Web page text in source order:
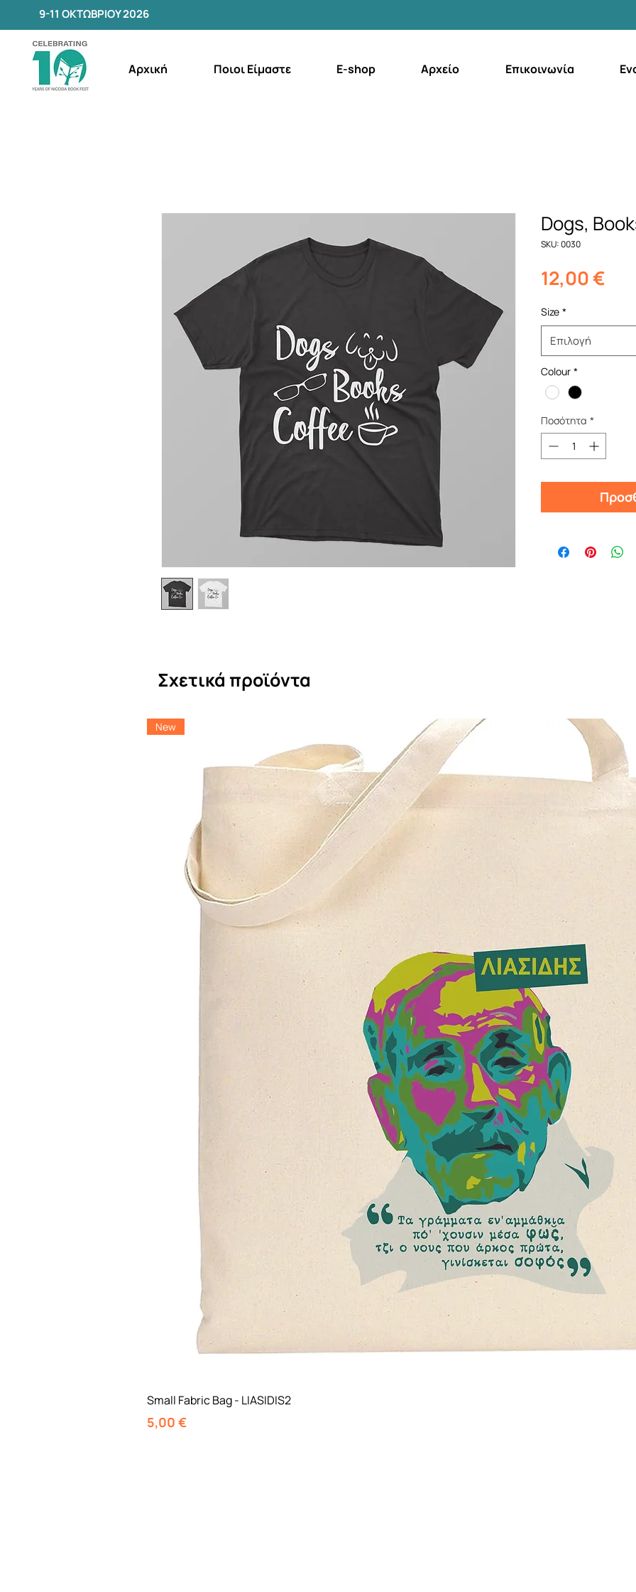
9-11 ΟΚΤΩΒΡΙΟΥ 2026
Αρχική Ποιοι Είμαστε E-shop Αρχείο Επικοινωνία
Dogs,
SKU: 0030
12,00 €
Size *
Επιλογή
Colour *
Ποσότητα *
Σχετικά προϊόντα
New
Small Fabric Bag - LIASIDIS2
Τιμή
5,00 €